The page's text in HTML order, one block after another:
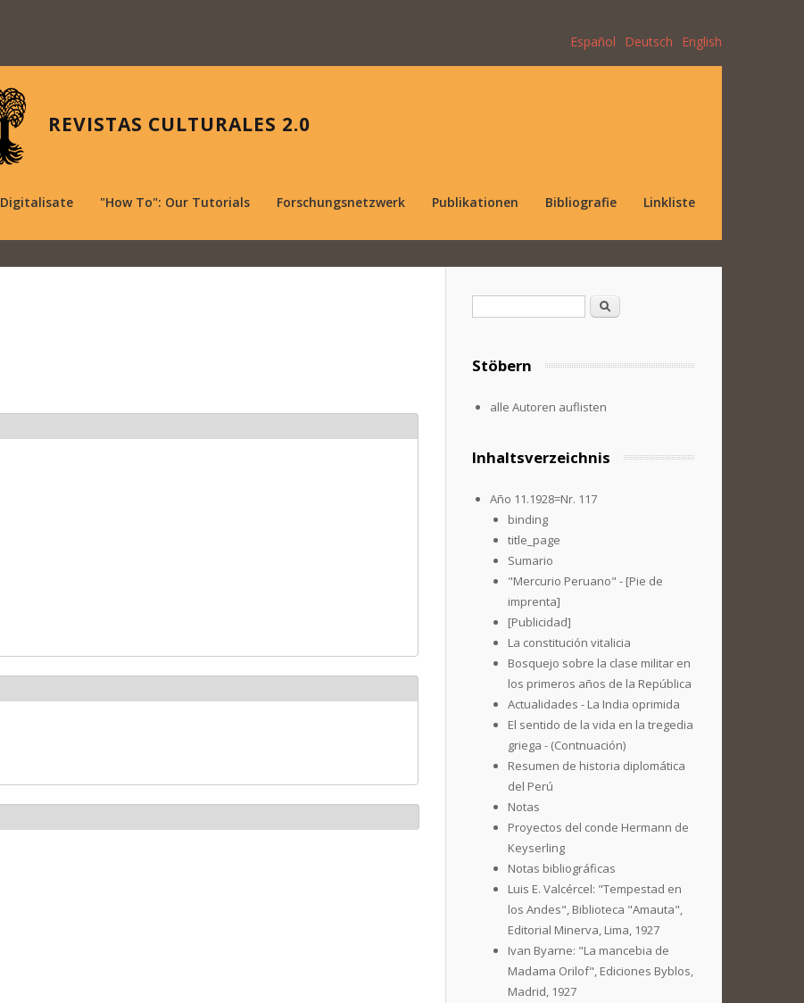
Español Deutsch English
REVISTAS CULTURALES 2.0
Digitalisate "How To": Our Tutorials Forschungsnetzwerk Publikationen Bibliografie Linkliste
Suche
Stöbern
alle Autoren auflisten
Inhaltsverzeichnis
Año 11.1928=Nr. 117
binding
title_page
Sumario
"Mercurio Peruano" - [Pie de
imprenta]
[Publicidad]
La constitución vitalicia
Bosquejo sobre la clase militar en
los primeros años de la República
Actualidades - La India oprimida
El sentido de la vida en la tregedia
griega - (Contnuación)
Resumen de historia diplomática
del Perú
Notas
Proyectos del conde Hermann de
Keyserling
Notas bibliográficas
Luis E. Valcércel: "Tempestad en
los Andes", Biblioteca "Amauta",
Editorial Minerva, Lima, 1927
Ivan Byarne: "La mancebia de
Madama Orilof", Ediciones Byblos,
Madrid, 1927